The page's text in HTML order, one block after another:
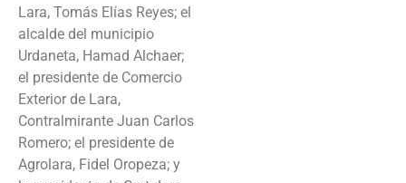
Lara, Tomás Elías Reyes; el
alcalde del municipio
Urdaneta, Hamad Alchaer;
el presidente de Comercio
Exterior de Lara,
Contralmirante Juan Carlos
Romero; el presidente de
Agrolara, Fidel Oropeza; y